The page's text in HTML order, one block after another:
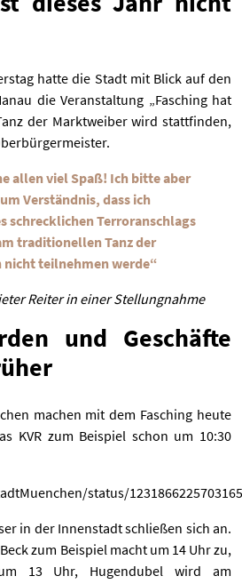
hatte die Stadt mit Blick auf den
die Veranstaltung „Fasching hat
der Marktweiber wird stattfinden,
allen viel Spaß! Ich bitte aber
Verständnis, dass ich
schrecklichen Terroranschlags
traditionellen Tanz der
nicht teilnehmen werde“
Reiter in einer Stellungnahme
und Geschäfte
machen mit dem Fasching heute
KVR zum Beispiel schon um 10:30
status/
in der Innenstadt schließen sich an.
zum Beispiel macht um 14 Uhr zu,
13 Uhr, Hugendubel wird am